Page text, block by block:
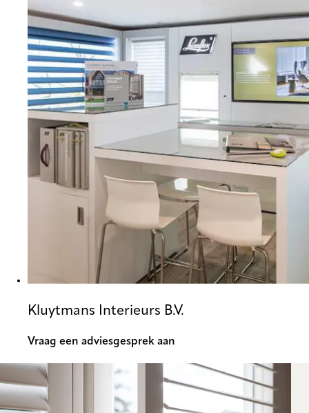
Kluytmans Interieurs B.V.
Vraag een adviesgesprek aan